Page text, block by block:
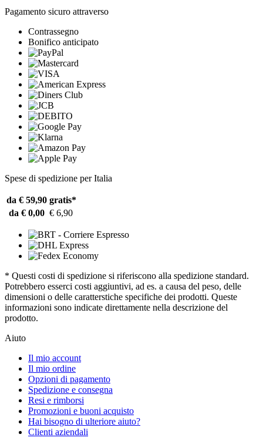
Pagamento sicuro attraverso
Contrassegno
Bonifico anticipato
Spese di spedizione per Italia
da € 59,90 gratis*
da € 0,00 € 6,90
* Questi costi di spedizione si riferiscono alla spedizione standard.
Potrebbero esserci costi aggiuntivi, ad es. a causa del peso, delle
dimensioni o delle caratterstiche specifiche dei prodotti. Queste
informazioni sono indicate direttamente nella descrizione del
prodotto.
Aiuto
Il mio account
Il mio ordine
Opzioni di pagamento
Spedizione e consegna
Resi e rimborsi
Promozioni e buoni acquisto
Hai bisogno di ulteriore aiuto?
Clienti aziendali